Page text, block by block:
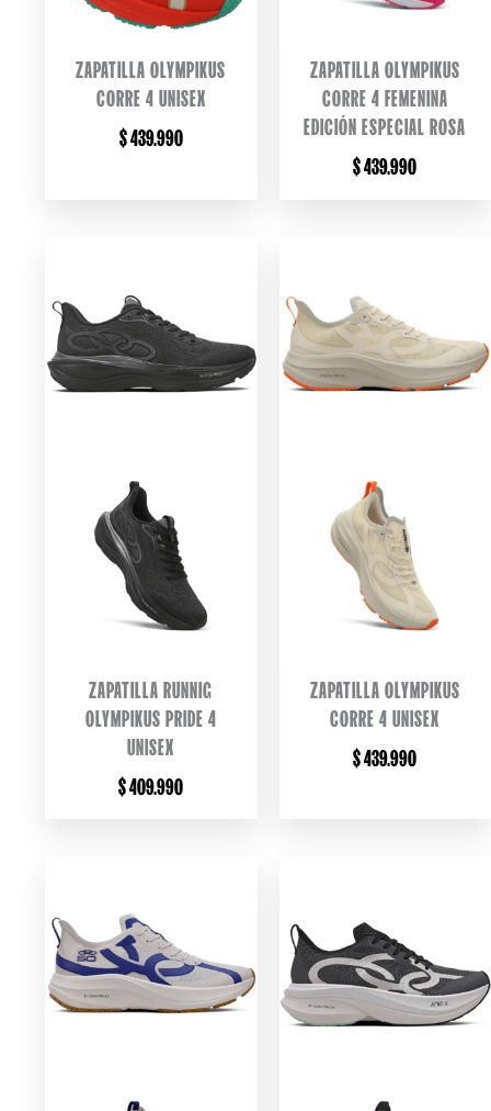
ZAPATILLA OLYMPIKUS
CORRE 4 UNISEX
$439.990
ZAPATILLA OLYMPIKUS
CORRE 4 FEMENINA
EDICIÓN ESPECIAL ROSA
$439.990
ZAPATILLA RUNNIG
OLYMPIKUS PRIDE 4
UNISEX
$409.990
ZAPATILLA OLYMPIKUS
CORRE 4 UNISEX
$439.990